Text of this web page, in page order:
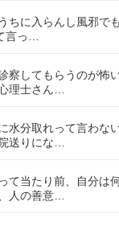
ちに入らんし風邪で
言っ…
察してもらうのが怖
理士さん…
水分取れって言わな
送りにな…
て当たり前、自分は
人の善意…